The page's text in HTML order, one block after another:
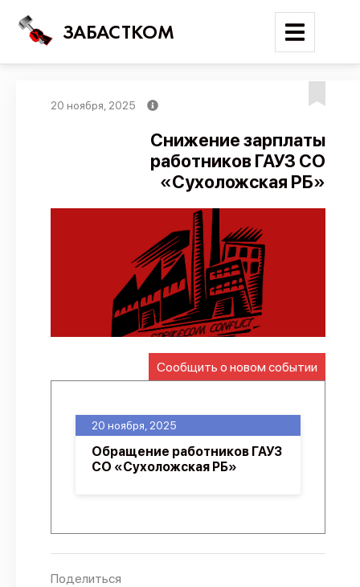
ЗАБАСТКОМ
Поиск
Новости
Карта событий
Трудовые конфликты
Отчеты
Предложить публикацию
Справочник
API
О проекте
20 ноября, 2025
Снижение зарплаты
работников ГАУЗ СО
«Сухоложская РБ»
Сообщить о новом событии
20 ноября, 2025
Обращение работников ГАУЗ
СО «Сухоложская РБ»
Поделиться